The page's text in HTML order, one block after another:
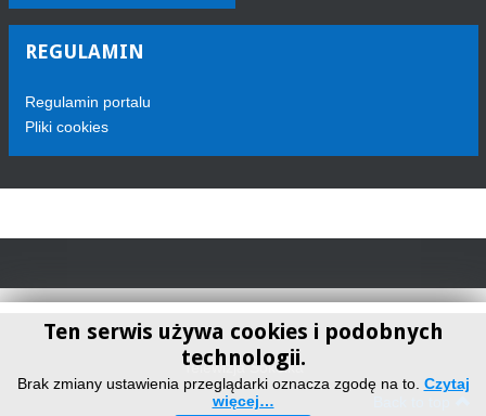
REGULAMIN
Regulamin portalu
Pliki cookies
Ten serwis używa cookies i podobnych
technologii.
Brak zmiany ustawienia przeglądarki oznacza zgodę na to. Czytaj
więcej…
Telewizja Sokółka